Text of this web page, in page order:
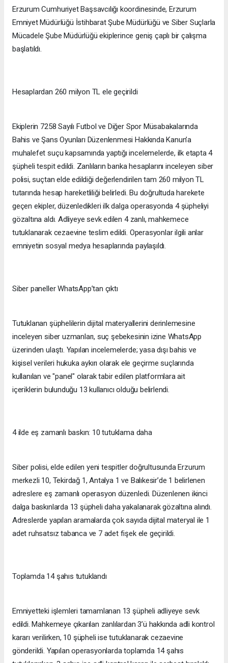
Erzurum Cumhuriyet Başsavcılığı koordinesinde, Erzurum
Emniyet Müdürlüğü İstihbarat Şube Müdürlüğü ve Siber Suçlarla
Mücadele Şube Müdürlüğü ekiplerince geniş çaplı bir çalışma
başlatıldı.
Hesaplardan 260 milyon TL ele geçirildi
Ekiplerin 7258 Sayılı Futbol ve Diğer Spor Müsabakalarında
Bahis ve Şans Oyunları Düzenlenmesi Hakkında Kanun’a
muhalefet suçu kapsamında yaptığı incelemelerde, ilk etapta 4
şüpheli tespit edildi. Zanlıların banka hesaplarını inceleyen siber
polisi, suçtan elde edildiği değerlendirilen tam 260 milyon TL
tutarında hesap hareketliliği belirledi. Bu doğrultuda harekete
geçen ekipler, düzenledikleri ilk dalga operasyonda 4 şüpheliyi
gözaltına aldı. Adliyeye sevk edilen 4 zanlı, mahkemece
tutuklanarak cezaevine teslim edildi. Operasyonlar ilgili anlar
emniyetin sosyal medya hesaplarında paylaşıldı.
Siber paneller WhatsApp’tan çıktı
Tutuklanan şüphelilerin dijital materyallerini derinlemesine
inceleyen siber uzmanları, suç şebekesinin izine WhatsApp
üzerinden ulaştı. Yapılan incelemelerde; yasa dışı bahis ve
kişisel verileri hukuka aykırı olarak ele geçirme suçlarında
kullanılan ve "panel" olarak tabir edilen platformlara ait
içeriklerin bulunduğu 13 kullanıcı olduğu belirlendi.
4 ilde eş zamanlı baskın: 10 tutuklama daha
Siber polisi, elde edilen yeni tespitler doğrultusunda Erzurum
merkezli 10, Tekirdağ 1, Antalya 1 ve Balıkesir’de 1 belirlenen
adreslere eş zamanlı operasyon düzenledi. Düzenlenen ikinci
dalga baskınlarda 13 şüpheli daha yakalanarak gözaltına alındı.
Adreslerde yapılan aramalarda çok sayıda dijital materyal ile 1
adet ruhsatsız tabanca ve 7 adet fişek ele geçirildi.
Toplamda 14 şahıs tutuklandı
Emniyetteki işlemleri tamamlanan 13 şüpheli adliyeye sevk
edildi. Mahkemeye çıkarılan zanlılardan 3’ü hakkında adli kontrol
kararı verilirken, 10 şüpheli ise tutuklanarak cezaevine
gönderildi. Yapılan operasyonlarda toplamda 14 şahıs